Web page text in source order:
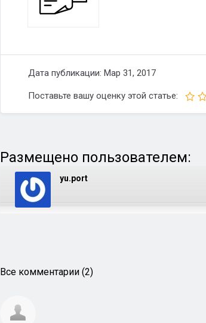
Дата публикации: Мар 31, 2017
Поставьте вашу оценку этой статье:
Размещено пользователем:
yu.port
Все комментарии (2)